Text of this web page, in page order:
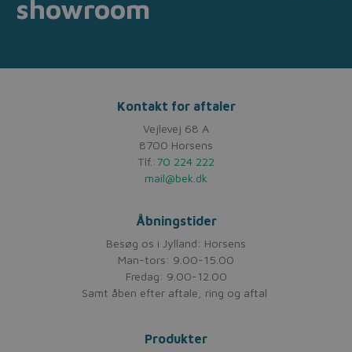
showroom
Kontakt for aftaler
Vejlevej 68 A
8700 Horsens
Tlf.:70 224 222
mail@bek.dk
Åbningstider
Besøg os i Jylland: Horsens
Man-tors: 9.00-15.00
Fredag: 9.00-12.00
Samt åben efter aftale, ring og aftal
Produkter